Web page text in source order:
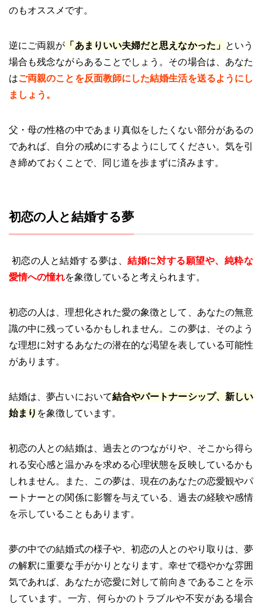
のもオススメです。
逆にご両親が 「あまりいい夫婦だと思えなかった」 という
場合も残念ながらあることでしょう。その場合は、あなた
はご両親のことを反面教師にした結婚生活を送るようにし
ましょう。
父・母の性格の中であまり真似をしたくない部分があるの
であれば、自分の戒めにするようにしてください。気を引
き締めておくことで、同じ道を歩まずに済みます。
初恋の人と結婚する夢
初恋の人と結婚する夢は、結婚に対する願望や、純粋な
愛情への憧れを象徴していると考えられます。
初恋の人は、理想化された愛の象徴として、あなたの無意
識の中に残っているかもしれません。この夢は、そのよう
な理想に対するあなたの潜在的な渇望を表している可能性
があります。
結婚は、夢占いにおいて結合やパートナーシップ、新しい
始まり を象徴しています。
初恋の人との結婚は、過去とのつながりや、そこから得ら
れる安心感と温かみを求める心理状態を反映しているかも
しれません。また、この夢は、現在のあなたの恋愛観やパ
ートナーとの関係に影響を与えている、過去の経験や感情
を示していることもあります。
夢の中での結婚式の様子や、初恋の人とのやり取りは、夢
の解釈に重要な手がかりとなります。幸せで穏やかな雰囲
気であれば、あなたが恋愛に対して前向きであることを示
しています。一方、何らかのトラブルや不安がある場合